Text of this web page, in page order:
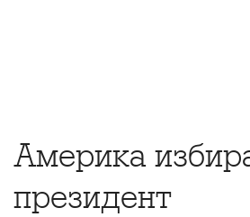
Америка
президент